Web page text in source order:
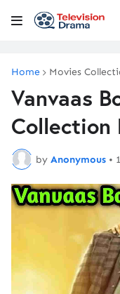
Home Movies
Vanvaas
Collection
by Anonymous •